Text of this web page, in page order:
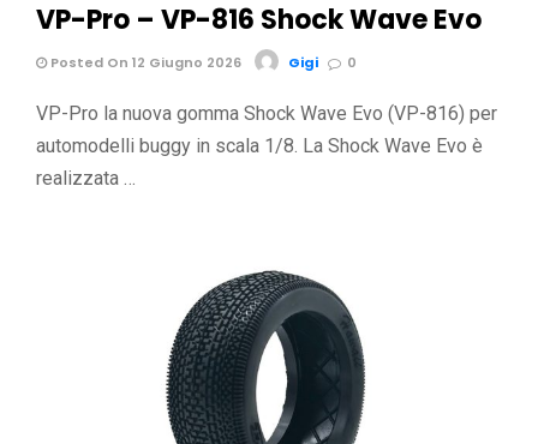
VP-Pro – VP-816 Shock Wave Evo
Posted On 12 Giugno 2026 Gigi 0
VP-Pro la nuova gomma Shock Wave Evo (VP-816) per
automodelli buggy in scala 1/8. La Shock Wave Evo è
realizzata …